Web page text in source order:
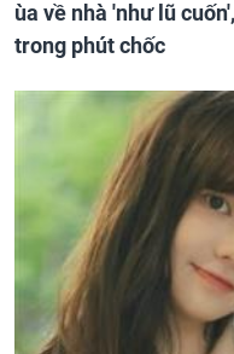
ùa về nhà 'như lũ
trong phút chốc